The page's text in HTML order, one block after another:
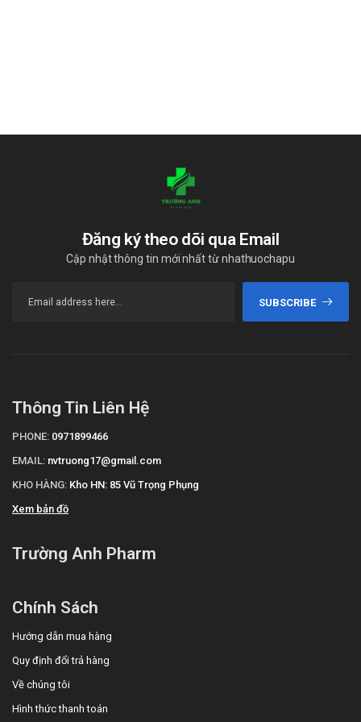
Sản phẩm tương tự
Inoluck 40
Đăng ký theo dõi qua Email
Cập nhật thông tin mới nhất từ nhathuochapu
SUBSCRIBE
Thông Tin Liên Hệ
PHONE: 0971899466
EMAIL: nvtruong17@gmail.com
KHO HÀNG: Kho HN: 85 Vũ Trọng Phụng
Xem bản đồ
Trường Anh Pharm
Chính Sách
Hướng dẫn mua hàng
Quy định đổi trả hàng
Về chúng tôi
Hình thức thanh toán